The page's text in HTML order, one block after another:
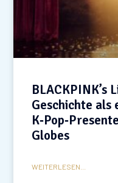
BLACKPINK’s
Geschichte als
Globes
WEITERLESEN...